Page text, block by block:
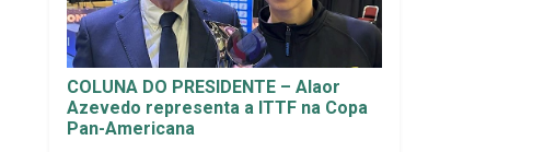
COLUNA DO PRESIDENTE – Alaor
Azevedo representa a ITTF na Copa
Pan-Americana